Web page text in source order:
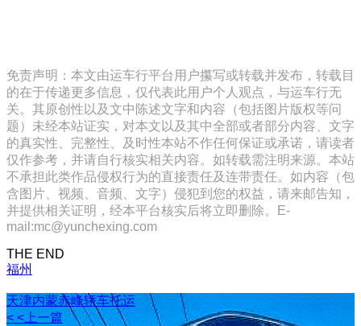
免责声明：本文由运车行平台用户攥写或转载并发布，转载目
的在于传递更多信息，仅代表此用户个人观点，与运车行无
关。其原创性以及文中陈述文字和内容（包括图片版权等问
题）未经本站证实，对本文以及其中全部或者部分内容、文字
的真实性、完整性、及时性本站不作任何保证或承诺，请读者
仅作参考，并请自行核实相关内容。如转载需注明来源。本站
不承担此类作品侵权行为的直接责任及连带责任。如内容（包
含图片、视频、音频、文字）侵犯到您的权益，请来邮告知，
并提供相关证明，经本平台核实后将立即删除。E-
mail:mc@yunchexing.com
THE END
福州
天津内蒙赤峰轿车托运
< <上一篇